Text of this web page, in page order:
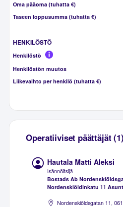
Oma pääoma (tuhatta €)
Taseen loppusumma (tuhatta €)
HENKILÖSTÖ
Henkilöstö
Henkilöstön muutos
Liikevaihto per henkilö (tuhatta €)
Operatiiviset päättäjät (1)
Hautala Matti Aleksi
Isännöitsijä
Bostads Ab
Nordenskiöldinkatu 11
Nordenskiöldsgatan 11,